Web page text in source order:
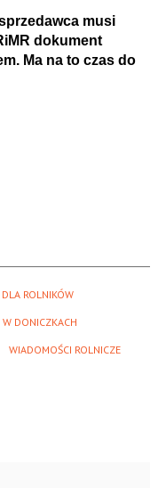
musi
dokument
Ma na to czas do
ROLNIKÓW
W DONICZKACH
WIADOMOŚCI ROLNICZE